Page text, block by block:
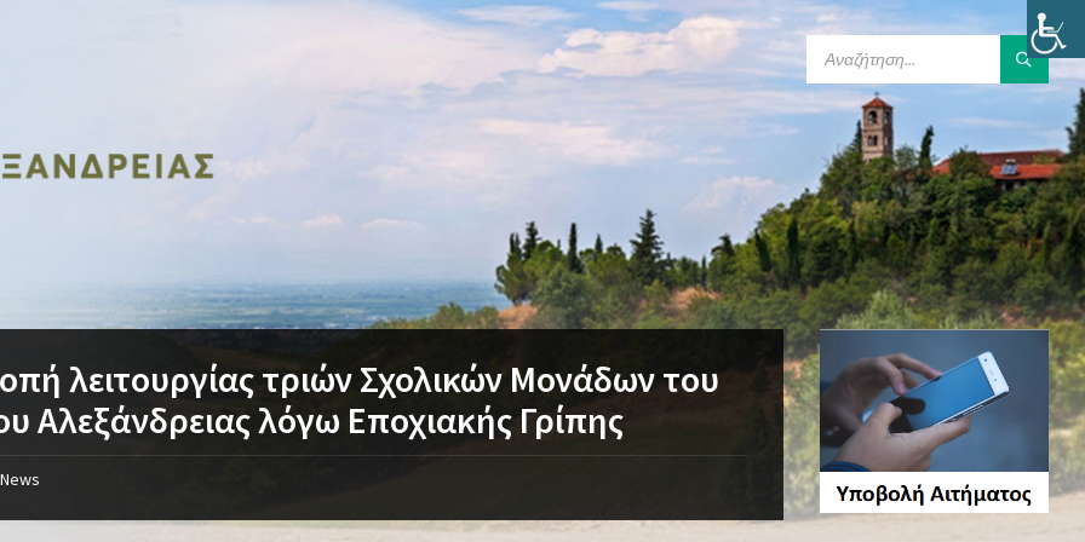
λειτουργίας τριών Σχολικών Μονάδων του
Αλεξάνδρειας λόγω Εποχιακής Γρίπης
News